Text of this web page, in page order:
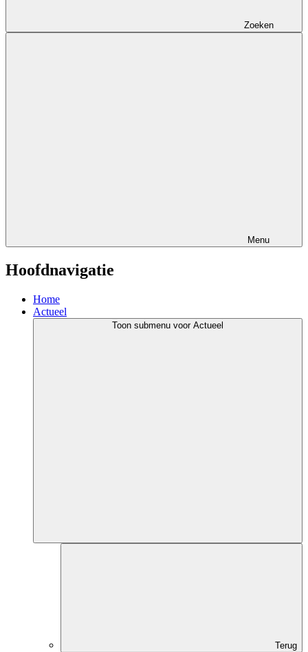
Zoeken
Menu
Hoofdnavigatie
Home
Actueel
Toon submenu voor Actueel
Terug